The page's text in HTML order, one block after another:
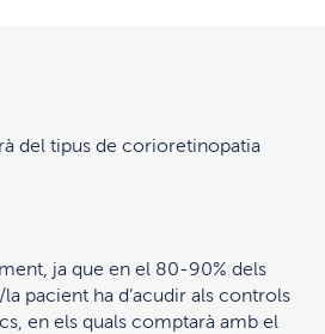
del tipus de corioretinopatia
ja que en el 80-90% dels
pacient ha d’acudir als controls
en els quals comptarà amb el